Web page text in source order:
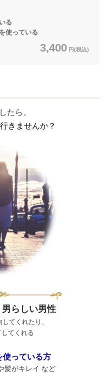
る
使っている
3,400 円(税込)
たら、
きませんか？
らしい男性
てくれたり、
てくれる
使っている方
髪がキレイ など